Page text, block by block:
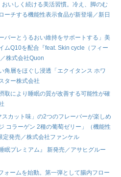
いしく続ける美活習慣。冷え、脚のむ
ーチする機能性表示食品が新登場／新日
バーとうるおい維持をサポートする」美
ムQ10を配合『feat. Skin cycle（フィー
株式会社Quon
角層をほぐし浸透「エクイタンス ホワ
ター株式会社
取により睡眠の質が改善する可能性が確
カット味」の2つのフレーバーが楽しめ
コラーゲン 2種の葡萄ゼリー」（機能性
発売／株式会社ファンケル
眠プレミアム』 新発売／アサヒグルー
ォームを始動。第一弾として腸内フロー